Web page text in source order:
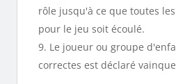
rôle jusqu'à ce que toutes
pour le jeu soit écoulé.
Le joueur ou groupe
correctes est déclaré